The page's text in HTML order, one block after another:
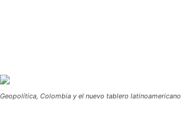
Geopolítica, Colombia y el nuevo tablero latinoamericano